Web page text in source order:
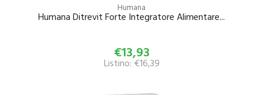
Humana
Humana Ditrevit Forte Integratore Alimentare...
€13,93
Listino: €16,39